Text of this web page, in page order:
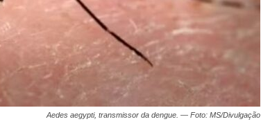
Aedes aegypti, transmissor da dengue. — Foto: MS/Divulgação